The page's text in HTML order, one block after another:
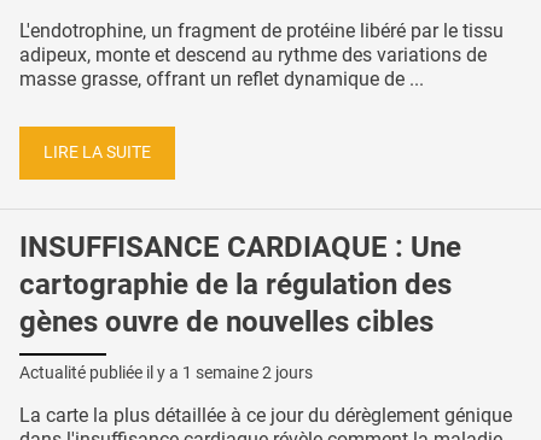
L'endotrophine, un fragment de protéine libéré par le tissu
adipeux, monte et descend au rythme des variations de
masse grasse, offrant un reflet dynamique de ...
LIRE LA SUITE
INSUFFISANCE CARDIAQUE : Une
cartographie de la régulation des
gènes ouvre de nouvelles cibles
Actualité publiée il y a 1 semaine 2 jours
La carte la plus détaillée à ce jour du dérèglement génique